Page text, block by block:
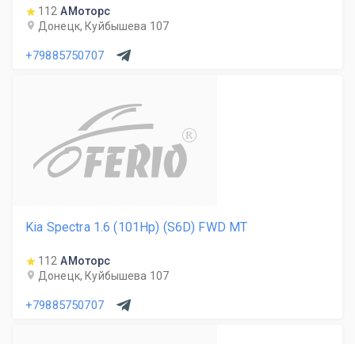
112 АМоторс
Донецк, Куйбышева 107
+79885750707
R
Kia Spectra 1.6 (101Hp) (S6D) FWD MT
112 АМоторс
Донецк, Куйбышева 107
+79885750707